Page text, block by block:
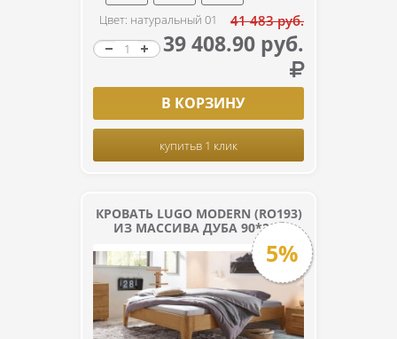
Цвет: натуральный 01 41 483 руб.
39 408.90 руб.
В КОРЗИНУ
купитьв 1 клик
КРОВАТЬ LUGO MODERN (RO193)
ИЗ МАССИВА ДУБА 90*200
5%